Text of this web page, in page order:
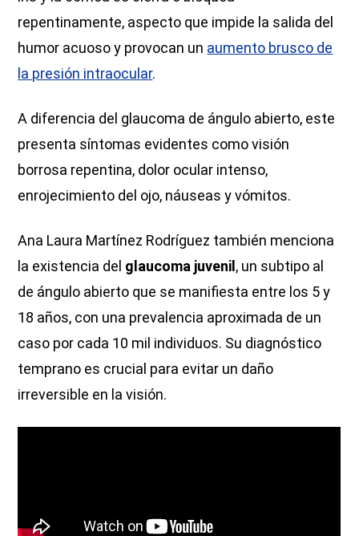
repentinamente, aspecto que impide la salida del
humor acuoso y provocan un aumento brusco de
la presión intraocular.
A diferencia del glaucoma de ángulo abierto, este
presenta síntomas evidentes como visión
borrosa repentina, dolor ocular intenso,
enrojecimiento del ojo, náuseas y vómitos.
Ana Laura Martínez Rodríguez también menciona
la existencia del glaucoma juvenil , un subtipo al
de ángulo abierto que se manifiesta entre los 5 y
18 años, con una prevalencia aproximada de un
caso por cada 10 mil individuos. Su diagnóstico
temprano es crucial para evitar un daño
irreversible en la visión.